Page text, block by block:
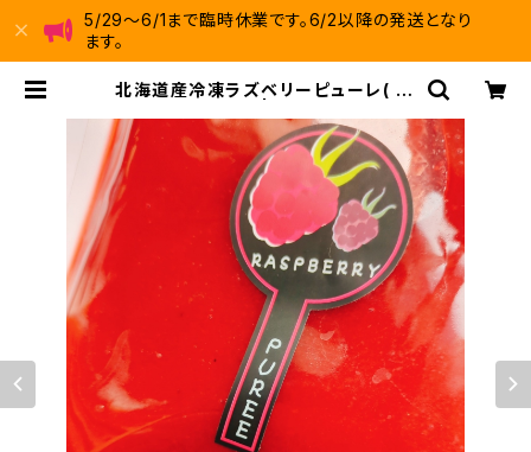
5/29～6/1まで臨時休業です。6/2以降の発送となり
ます。
北海道産冷凍ラズベリーピューレ( 1k
ーファーム